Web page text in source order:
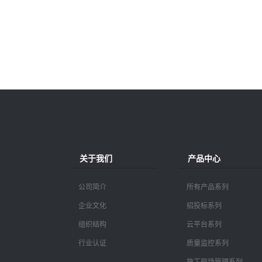
关于我们
公司简介
企业文化
组织结构
行业认证
产品中心
所有产品系列
招投标系列
云平台系列
质量监控系列